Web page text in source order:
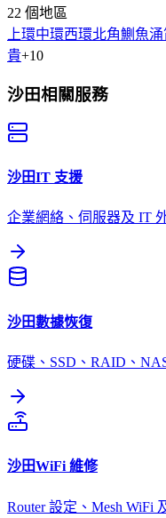
22 個地區
上環中環西環北角鰂魚涌
貴+10
沙田相關服務
沙田IT 支援
企業網絡、伺服器及 IT
沙田數據恢復
硬碟、SSD、RAID、
沙田WiFi 維修
Router 設定、Mesh WiFi